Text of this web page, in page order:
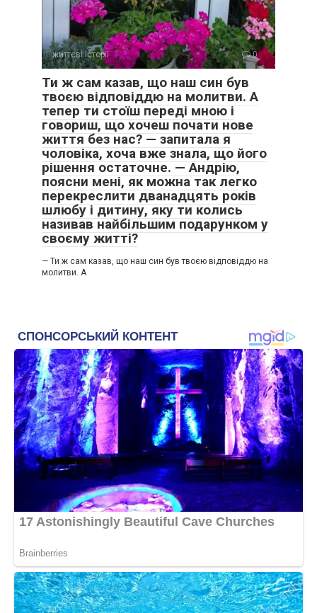
життєві історії 0
Ти ж сам казав, що наш син був
твоєю відповіддю на молитви. А
тепер ти стоїш переді мною і
говориш, що хочеш почати нове
життя без нас? — запитала я
чоловіка, хоча вже знала, що його
рішення остаточне. — Андрію,
поясни мені, як можна так легко
перекреслити дванадцять років
шлюбу і дитину, яку ти колись
називав найбільшим подарунком у
своєму житті?
— Ти ж сам казав, що наш син був твоєю відповіддю на
молитви. А